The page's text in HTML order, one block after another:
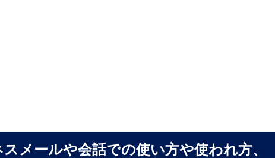
メールや会話での使い方や使われ方、